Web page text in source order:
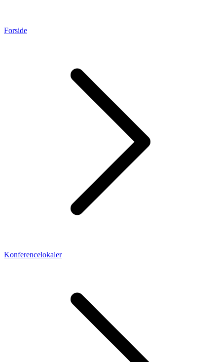
Forside
Konferencelokaler